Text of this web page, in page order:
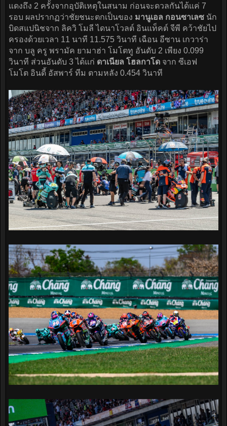
แดงถึง 2 ครั้งจากอุบัติเหตุในสนาม ก่อนจะดวลกันได้แค่ 7
รอบ ผลปรากฏว่าชัยชนะตกเป็นของ มานูเอล กอนซาเลซ นัก
บิดสแปนิชจาก ลิควิ โมลี ไดนาโวลต์ อินแท็คต์ จีพี คว้าชัยไป
ครองด้วยเวลา 11 นาที 11.575 วินาที เฉือน อีซาน เกวาร่า
จาก บลู ครู พรามัค ยามาฮ่า โมโตทู อันดับ 2 เพียง 0.099
วินาที ส่วนอันดับ 3 ได้แก่ ดาเนียล โฮลกาโด จาก ซีเอฟ
โมโต อินดี้ อัสพาร์ ทีม ตามหลัง 0.454 วินาที